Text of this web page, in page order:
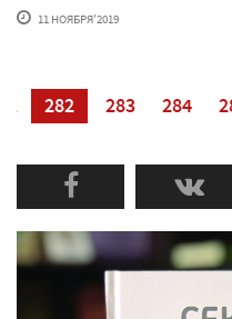
11 НОЯБРЯ'2019
282 283 284